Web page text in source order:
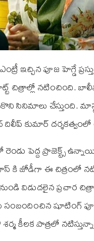
ఇచ్చిన పూజ హెగ్డే
చిత్రాల్లో నటించింది.
సినిమాలు చేస్తుంది.
దిలీప్ కుమార్
పెద్ద ప్రాజెక్ట్స్
కి జోడీగా ఈ చిత్రంలో
విడుదలైన ప్రచార
సంబందించిన
కీలక పాత్రలో